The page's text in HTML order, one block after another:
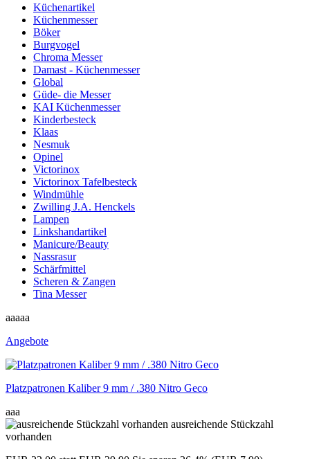
Küchenartikel
Küchenmesser
Böker
Burgvogel
Chroma Messer
Damast - Küchenmesser
Global
Güde- die Messer
KAI Küchenmesser
Kinderbesteck
Klaas
Nesmuk
Opinel
Victorinox
Victorinox Tafelbesteck
Windmühle
Zwilling J.A. Henckels
Lampen
Linkshandartikel
Manicure/Beauty
Nassrasur
Schärfmittel
Scheren & Zangen
Tina Messer
aaaaa
Angebote
Platzpatronen Kaliber 9 mm / .380 Nitro Geco
aaa
ausreichende Stückzahl
vorhanden